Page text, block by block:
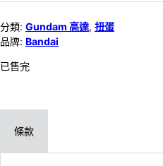
分類: Gundam 高達, 扭蛋
品牌: Bandai
已售完
條款